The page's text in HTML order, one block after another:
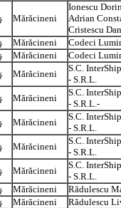
Mărăcineni
Ionescu
Adrian
Cristescu
Mărăcineni
Codeci
Mărăcineni
Codeci
Mărăcineni
S.C.
- S.R.L.
Mărăcineni
S.C.
- S.R.L.-
Mărăcineni
S.C.
- S.R.L.
Mărăcineni
S.C.
- S.R.L.
Mărăcineni
S.C.
- S.R.L.
Mărăcineni
Rădulescu
Mărăcineni
Rădulescu